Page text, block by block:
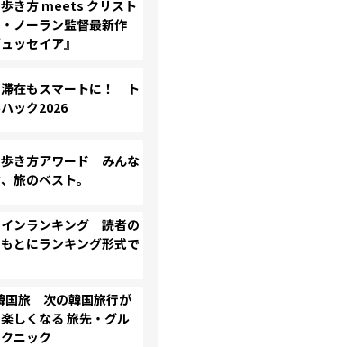
き方 meets クリスト
ノーラン監督最新作
ッセイア』
在もスマートに！ ト
ック2026
き方アワード みんな
旅のベスト。
ンランキング 読者の
とにランキング形式で
国旅 次の韓国旅行が
しくなる 旅先・グル
ニック